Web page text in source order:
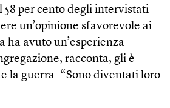
per cento degli intervistati
un’opinione sfavorevole ai
ha avuto un’esperienza
racconta, gli è
la guerra. “Sono diventati loro